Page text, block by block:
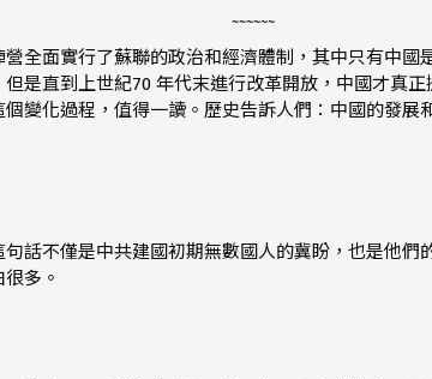
~~~~~~
全面實行了蘇聯的政治和經濟體制，其中只有中
是直到上世紀70 年代末進行改革開放，中國才真
變化過程，值得一讀。歷史告訴人們：中國的發
句話不僅是中共建國初期無數國人的冀盼，也是他
多。